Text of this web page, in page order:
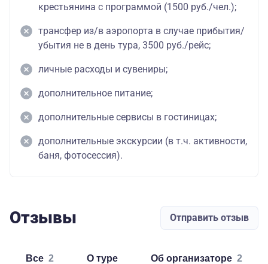
крестьянина с программой (1500 руб./чел.);
трансфер из/в аэропорта в случае прибытия/
убытия не в день тура, 3500 руб./рейс;
личные расходы и сувениры;
дополнительное питание;
дополнительные сервисы в гостиницах;
дополнительные экскурсии (в т.ч. активности,
баня, фотосессия).
Отзывы Отправить отзыв
Все 2 о туре об организаторе 2